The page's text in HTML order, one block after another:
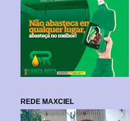
REDE MAXCIEL